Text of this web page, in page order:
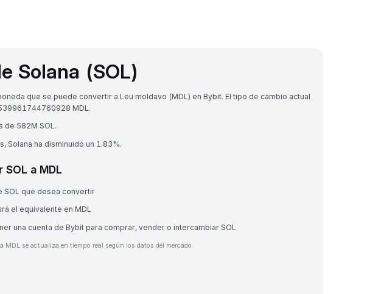
Solana (SOL)
que se puede convertir a Leu moldavo (MDL) en Bybit. El tipo de cambio actual
MDL.
de 582M SOL.
Solana ha disminuido un 1.83%.
a MDL
SOL que desea convertir
el equivalente en MDL
una cuenta de Bybit para comprar, vender o intercambiar SOL
MDL se actualiza en tiempo real según los datos del mercado.